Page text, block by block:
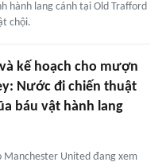
hành lang cánh tại Old Trafford
chội.
kế hoạch cho mượn
Nước đi chiến thuật
báu vật hành lang
Manchester United đang xem